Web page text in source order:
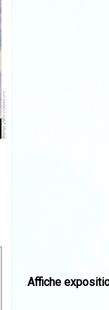
Affiche